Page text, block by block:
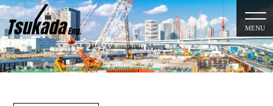
MENU